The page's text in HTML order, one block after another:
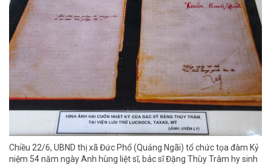
Chiều 22/6, UBND thị xã Đức Phổ (Quảng Ngãi) tổ chức tọa đàm Kỷ
niệm 54 năm ngày Anh hùng liệt sĩ, bác sĩ Đặng Thùy Trâm hy sinh